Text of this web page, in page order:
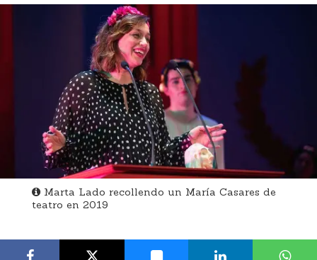
Marta Lado recollendo un María Casares de
teatro en 2019